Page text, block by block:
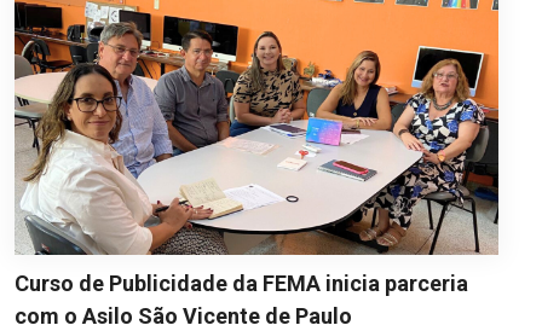
Curso de Publicidade da FEMA inicia parceria
com o Asilo São Vicente de Paulo